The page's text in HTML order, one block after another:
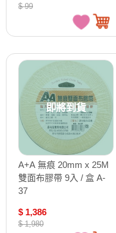
$ 99
即將到貨
A+A 無痕 20mm x 25M
雙面布膠帶 9入 / 盒 A-
37
$ 1,386
$ 1,980